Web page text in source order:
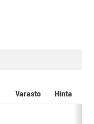
Varasto Hinta